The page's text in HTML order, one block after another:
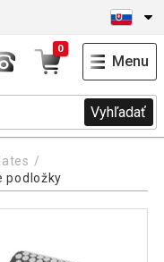
Vyhľadať
0
Menu
podložky